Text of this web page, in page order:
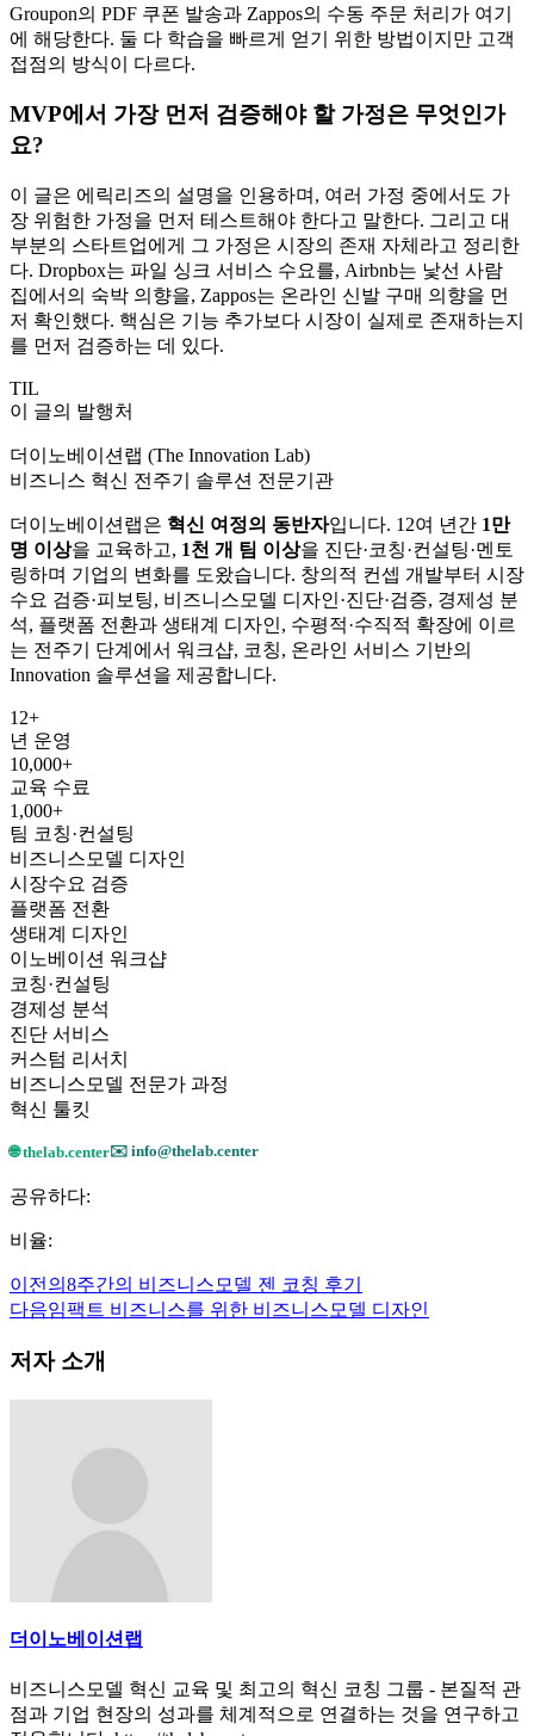
Groupon의 PDF 쿠폰 발송과 Zappos의 수동 주문 처리가 여기
에 해당한다. 둘 다 학습을 빠르게 얻기 위한 방법이지만 고객
접점의 방식이 다르다.
MVP에서 가장 먼저 검증해야 할 가정은 무엇인가
요?
이 글은 에릭리즈의 설명을 인용하며, 여러 가정 중에서도 가
장 위험한 가정을 먼저 테스트해야 한다고 말한다. 그리고 대
부분의 스타트업에게 그 가정은 시장의 존재 자체라고 정리한
다. Dropbox는 파일 싱크 서비스 수요를, Airbnb는 낯선 사람
집에서의 숙박 의향을, Zappos는 온라인 신발 구매 의향을 먼
저 확인했다. 핵심은 기능 추가보다 시장이 실제로 존재하는지
를 먼저 검증하는 데 있다.
TIL
이 글의 발행처
더이노베이션랩 (The Innovation Lab)
비즈니스 혁신 전주기 솔루션 전문기관
더이노베이션랩은 혁신 여정의 동반자입니다. 12여 년간 1만
명 이상을 교육하고, 1천 개 팀 이상을 진단·코칭·컨설팅·멘토
링하며 기업의 변화를 도왔습니다. 창의적 컨셉 개발부터 시장
수요 검증·피보팅, 비즈니스모델 디자인·진단·검증, 경제성 분
석, 플랫폼 전환과 생태계 디자인, 수평적·수직적 확장에 이르
는 전주기 단계에서 워크샵, 코칭, 온라인 서비스 기반의
Innovation 솔루션을 제공합니다.
12+
년 운영
10,000+
교육 수료
1,000+
팀 코칭·컨설팅
비즈니스모델 디자인
시장수요 검증
플랫폼 전환
생태계 디자인
이노베이션 워크샵
코칭·컨설팅
경제성 분석
진단 서비스
커스텀 리서치
비즈니스모델 전문가 과정
혁신 툴킷
🌐 thelab.center✉️ info@thelab.center
공유하다:
비율:
이전의 8주간의 비즈니스모델 젠 코칭 후기
다음임팩트 비즈니스를 위한 비즈니스모델 디자인
저자 소개
더이노베이션랩
비즈니스모델 혁신 교육 및 최고의 혁신 코칭 그룹 - 본질적 관
점과 기업 현장의 성과를 체계적으로 연결하는 것을 연구하고